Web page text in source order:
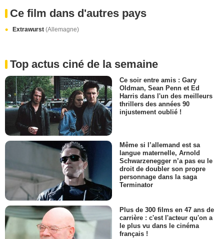
Ce film dans d'autres pays
Extrawurst (Allemagne)
Top actus ciné de la semaine
Ce soir entre amis : Gary
Oldman, Sean Penn et Ed
Harris dans l'un des meilleurs
thrillers des années 90
injustement oublié !
Même si l’allemand est sa
langue maternelle, Arnold
Schwarzenegger n’a pas eu le
droit de doubler son propre
personnage dans la saga
Terminator
Plus de 300 films en 47 ans de
carrière : c'est l'acteur qu'on a
le plus vu dans le cinéma
français !